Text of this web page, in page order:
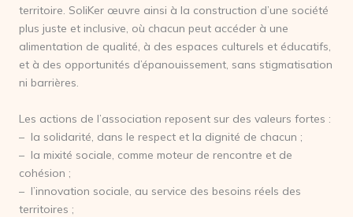
territoire. SoliKer œuvre ainsi à la construction d’une société
plus juste et inclusive, où chacun peut accéder à une
alimentation de qualité, à des espaces culturels et éducatifs,
et à des opportunités d’épanouissement, sans stigmatisation
ni barrières.
Les actions de l’association reposent sur des valeurs fortes :
– la solidarité, dans le respect et la dignité de chacun ;
– la mixité sociale, comme moteur de rencontre et de
cohésion ;
– l’innovation sociale, au service des besoins réels des
territoires ;